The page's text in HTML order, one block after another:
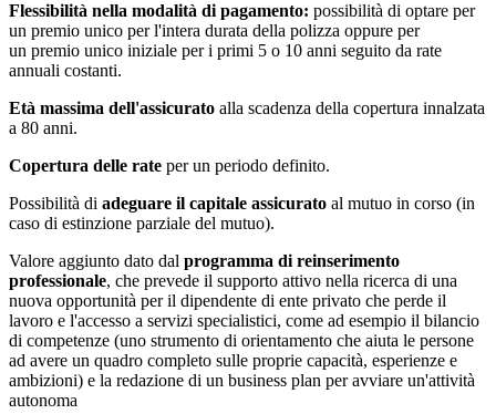
Flessibilità nella modalità di pagamento: possibilità di optare per
un premio unico per l'intera durata della polizza oppure per
un premio unico iniziale per i primi 5 o 10 anni seguito da rate
annuali costanti.
Età massima dell'assicurato alla scadenza della copertura innalzata
a 80 anni.
Copertura delle rate per un periodo definito.
Possibilità di adeguare il capitale assicurato al mutuo in corso (in
caso di estinzione parziale del mutuo).
Valore aggiunto dato dal programma di reinserimento
professionale, che prevede il supporto attivo nella ricerca di una
nuova opportunità per il dipendente di ente privato che perde il
lavoro e l'accesso a servizi specialistici, come ad esempio il bilancio
di competenze (uno strumento di orientamento che aiuta le persone
ad avere un quadro completo sulle proprie capacità, esperienze e
ambizioni) e la redazione di un business plan per avviare un'attività
autonoma